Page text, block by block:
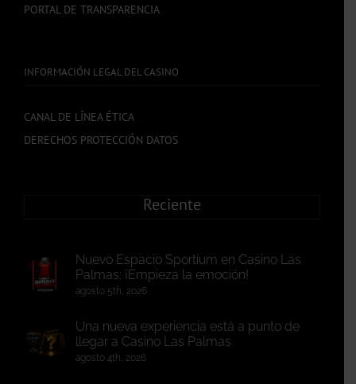
PORTAL DE TRANSPARENCIA
INFORMACIÓN LEGAL DEL CASINO
CANAL DE LÍNEA ÉTICA
DERECHOS PROTECCIÓN DATOS
Reciente
Nuevo Espacio Sportium en Casino Las
Palmas: ¡Empieza la emoción!
agosto 5th, 2026
Una nueva experiencia está a punto de
llegar a Casino Las Palmas
agosto 4th, 2026